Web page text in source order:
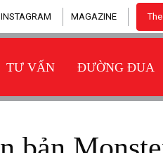
INSTAGRAM MAGAZINE
TƯ VẤN ĐƯỜNG ĐUA